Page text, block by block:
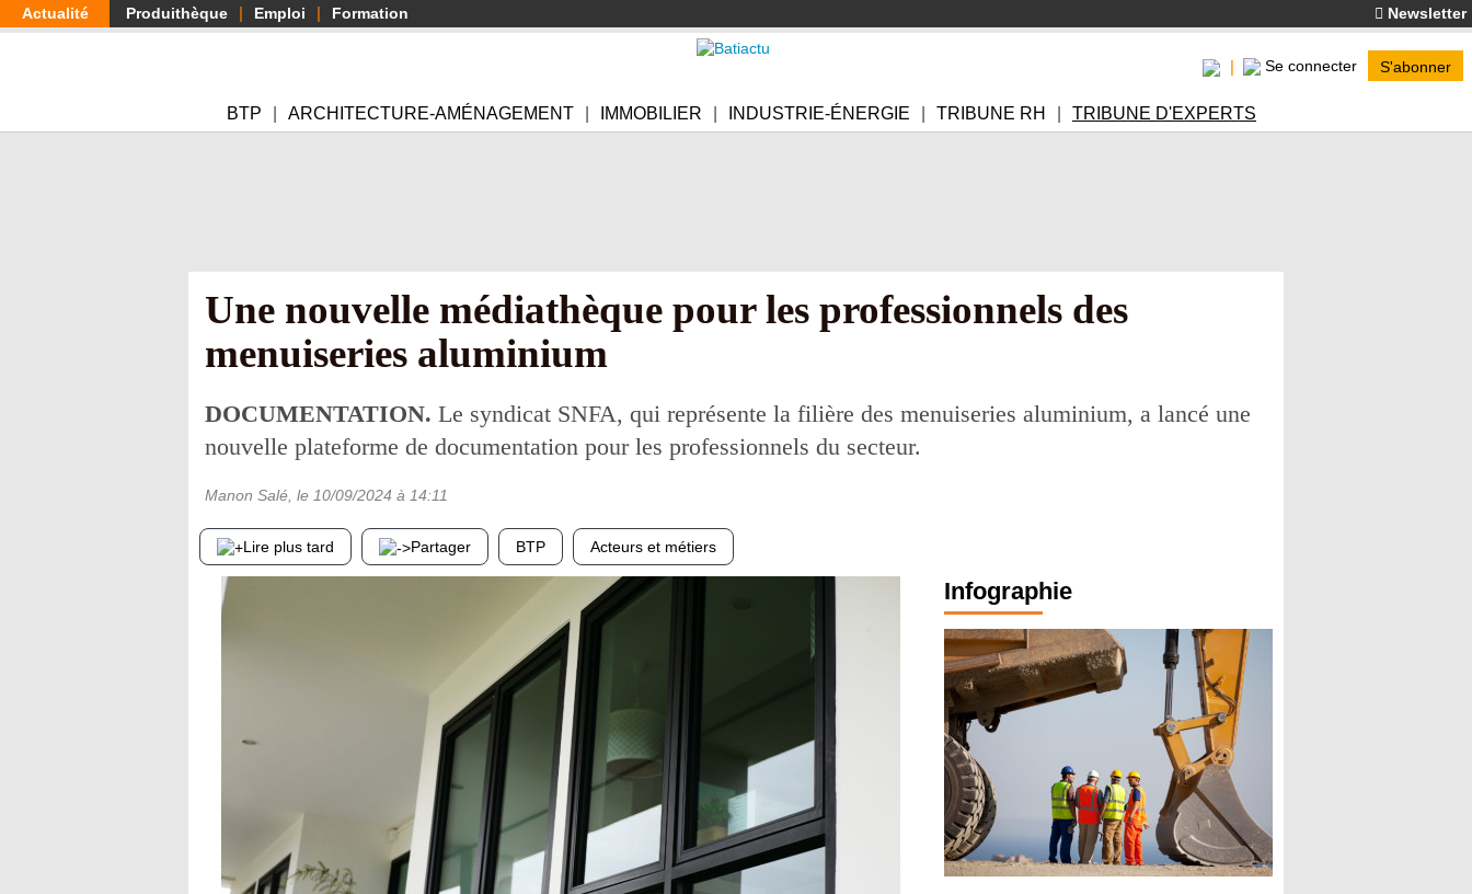
Aller
au
Actualité Produithèque Emploi Formation Newsletter
Se connecter S'abonner
BTP ARCHITECTURE-AMÉNAGEMENT IMMOBILIER INDUSTRIE-ÉNERGIE TRIBUNE RH TRIBUNE D'EXPERTS
Une nouvelle médiathèque pour les professionnels des
menuiseries aluminium
DOCUMENTATION. Le syndicat SNFA, qui représente la filière des menuiseries aluminium, a lancé une
nouvelle plateforme de documentation pour les professionnels du secteur.
Manon Salé , le 10/09/2024 à 14:11
Lire plus tard Partager BTP Acteurs et métiers
Infographie